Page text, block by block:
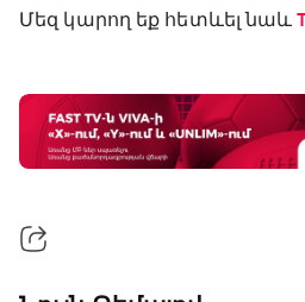
Մեզ կարող եք հետևել նաև